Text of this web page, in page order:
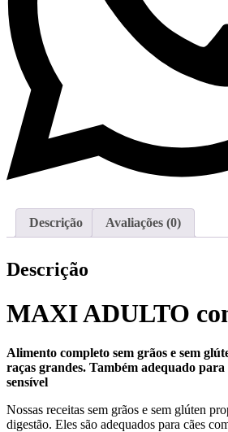
Descrição Avaliações (0)
Descrição
MAXI ADULTO
Alimento completo sem grãos e sem
raças grandes. Também adequado para
sensível
Nossas receitas sem grãos e sem glúten
digestão. Eles são adequados para cães